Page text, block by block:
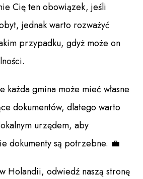
Cię ten obowiązek, jeśli
jednak warto rozważyć
przypadku, gdyż może on
każda gmina może mieć własne
dokumentów, dlatego warto
urzędem, aby
dokumenty są potrzebne. 💼
Holandii, odwiedź naszą stronę